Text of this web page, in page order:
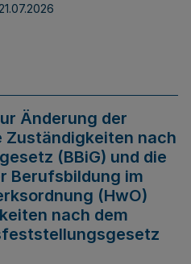
21.07.2026
Änderung der
Zuständigkeiten nach
(BBiG) und die
Berufsbildung im
(HwO)
nach dem